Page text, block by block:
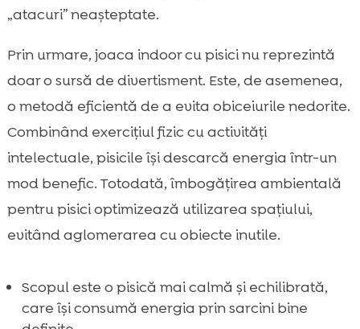
„atacuri” neașteptate.
Prin urmare, joaca indoor cu pisici nu reprezintă
doar o sursă de divertisment. Este, de asemenea,
o metodă eficientă de a evita obiceiurile nedorite.
Combinând exercițiul fizic cu activități
intelectuale, pisicile își descarcă energia într-un
mod benefic. Totodată, îmbogățirea ambientală
pentru pisici optimizează utilizarea spațiului,
evitând aglomerarea cu obiecte inutile.
Scopul este o pisică mai calmă și echilibrată,
care își consumă energia prin sarcini bine